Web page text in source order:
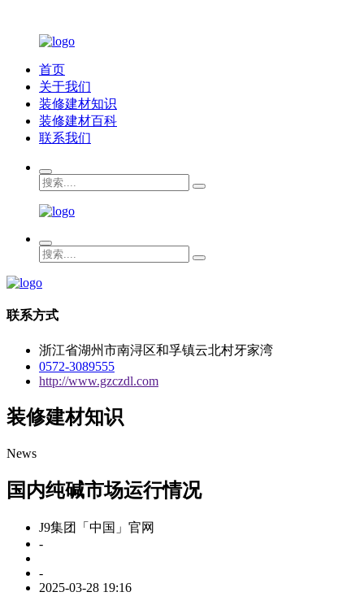
首页
关于我们
装修建材知识
装修建材百科
联系我们
联系方式
浙江省湖州市南浔区和孚镇云北村牙家湾
0572-3089555
http://www.gzczdl.com
装修建材知识
News
国内纯碱市场运行情况
J9集团「中国」官网
-
-
2025-03-28 19:16